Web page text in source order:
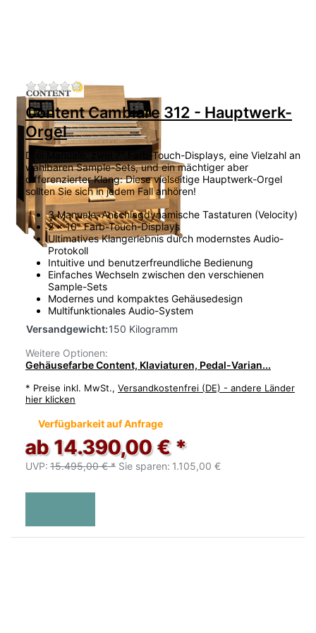
Zu diesem Produkt liegen noch keine
Content Cambiare 312 - Hauptwerk-
Orgel
Drei Manuale, zwei 7" Farb-Touch-Displays, eine Vielzahl an
wählbaren Sample-Sets, und ein mächtiger aber
differenzierter Klang: Diese vielseitige Hauptwerk-Orgel
sollten Sie sich in jedem Fall anhören!
3 Manuale, Anschlagdynamische Tastaturen (Velocity)
2 x 10" Farb-Touch-Displays
Ultimatives Klangerlebnis durch modernstes Audio-
Protokoll
Intuitive und benutzerfreundliche Bedienung
Einfaches Wechseln zwischen den verschienen
Sample-Sets
Modernes und kompaktes Gehäusedesign
Multifunktionales Audio-System
Versandgewicht:150 Kilogramm
Weitere Optionen:
Gehäusefarbe Content, Klaviaturen, Pedal-Varian...
* Preise inkl. MwSt., Versandkostenfrei (DE) - andere Länder
hier klicken
Verfügbarkeit auf Anfrage
ab 14.390,00 € *
UVP: 15.495,00 € * Sie sparen: 1.105,00 €